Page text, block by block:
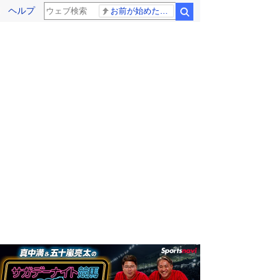
ヘルプ